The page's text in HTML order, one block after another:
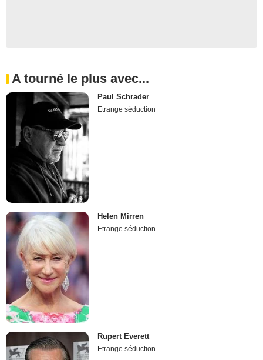
A tourné le plus avec...
Paul Schrader
Etrange séduction
Helen Mirren
Etrange séduction
Rupert Everett
Etrange séduction